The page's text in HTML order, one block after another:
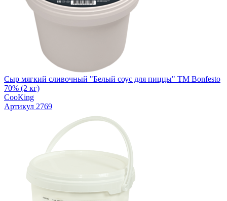
Сыр мягкий сливочный "Белый соус для пиццы" ТМ Bonfesto
70% (2 кг)
CooKing
Артикул 2769